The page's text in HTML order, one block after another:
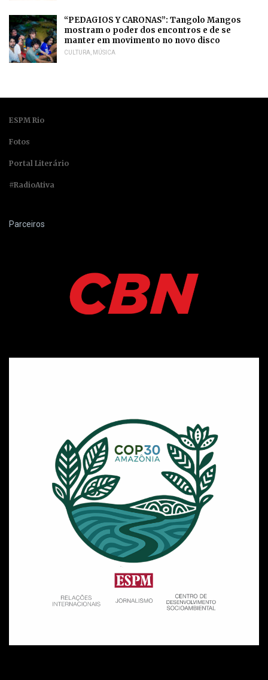
“PEDAGIOS Y CARONAS”: Tangolo Mangos
mostram o poder dos encontros e de se
manter em movimento no novo disco
CULTURA, MÚSICA
ESPM Rio
Fotos
Portal Literário
#RadioAtiva
Parceiros